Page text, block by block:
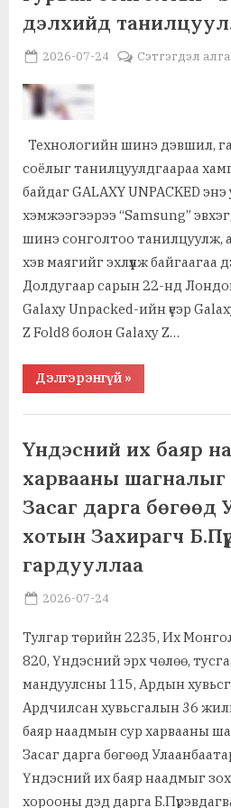
газар
нутгийн
байршил,
чадлыг
болголоо”
дэлхийд
Posted
2026-07-24 By
MGL . SOCIAL
Сэтгэгдэл алга
Технологийн шинэ дэвшил,
соёлыг танилцуулдгаараа
байдаг GALAXY UNPACKED
хэмжээгээрээ “Samsung”
шинэ сонголтоо танилцуулж,
хэв маягийг эхлүүлж байгаагаа
Долдугаар сарын 22-нд
Galaxy Unpacked-ийн үеэр
Z Fold8 болон Galaxy Z…
Дэлгэрэнгүй“Galaxy
эвхэгддэг
цоо
гурван
сонголтыг
“Samsung”
дэлхийд
танилцууллаа”
»
,
Гэмт хэрэг, цагдаа, шүүх
Мэдээлэл зүй, тооцоолуур, хотол
Тоглоом, зугаа, цахим орчин,
Үл хөдлөх хөрөнгө, газар,Холбоо
Худалдаа, үзвэр, үйлчилгээ
Шинжлэх ухаан, танин мэдэхгүй,
Үндэсний их баяр
харвааны
Засаг дарга бөгөөд
хотын Захирагч
гардууллаа
Posted
2026-07-24
Тулгар төрийн 2235, Их
820, Үндэсний эрх чөлөө,
мандуулсны 115, Ардын
Ардчилсан хувьсгалын 36
баяр наадмын сур харвааны
Засаг дарга бөгөөд
Үндэсний их баяр наадмыг
хорооны дэд дарга